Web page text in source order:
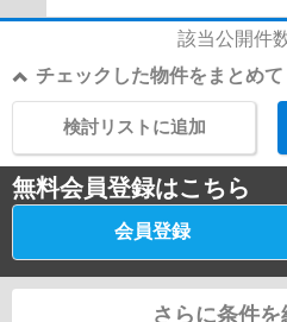
該当公開件
チェックした物件をまとめて
検討リストに追加
無料会員登録はこちら
会員登録
さらに条件